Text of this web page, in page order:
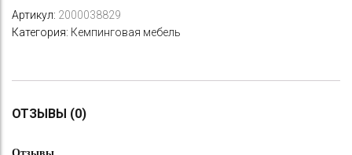
Артикул: 2000038829
Категория: Кемпинговая мебель
ОТЗЫВЫ (0)